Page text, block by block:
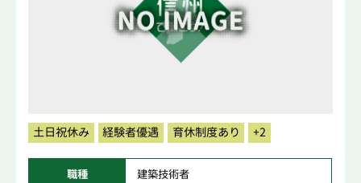
土日祝休み 経験者優遇 育休制度あり +2
職種 建築技術者